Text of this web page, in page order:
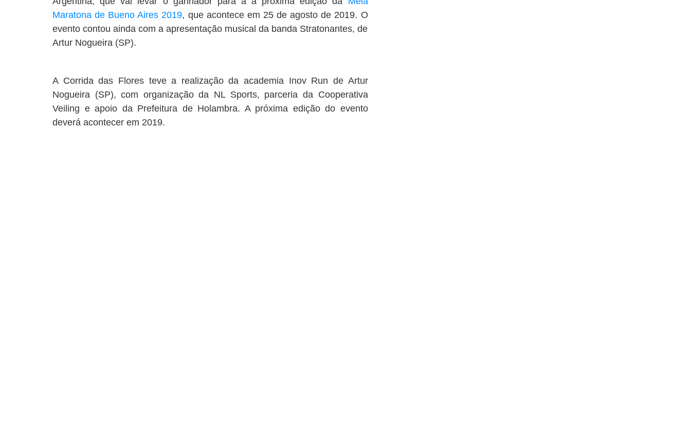
Maratona de Bueno Aires 2019, que acontece em 25 de agosto de 2019. O
evento contou ainda com a apresentação musical da banda Stratonantes, de
Artur Nogueira (SP).
A Corrida das Flores teve a realização da academia Inov Run de Artur
Nogueira (SP), com organização da NL Sports, parceria da Cooperativa
Veiling e apoio da Prefeitura de Holambra. A próxima edição do evento
deverá acontecer em 2019.